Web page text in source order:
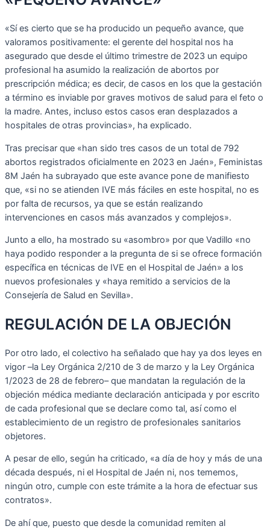
«Sí es cierto que se ha producido un pequeño avance, que
valoramos positivamente: el gerente del hospital nos ha
asegurado que desde el último trimestre de 2023 un equipo
profesional ha asumido la realización de abortos por
prescripción médica; es decir, de casos en los que la gestación
a término es inviable por graves motivos de salud para el feto o
la madre. Antes, incluso estos casos eran desplazados a
hospitales de otras provincias», ha explicado.
Tras precisar que «han sido tres casos de un total de 792
abortos registrados oficialmente en 2023 en Jaén», Feministas
8M Jaén ha subrayado que este avance pone de manifiesto
que, «si no se atienden IVE más fáciles en este hospital, no es
por falta de recursos, ya que se están realizando
intervenciones en casos más avanzados y complejos».
Junto a ello, ha mostrado su «asombro» por que Vadillo «no
haya podido responder a la pregunta de si se ofrece formación
específica en técnicas de IVE en el Hospital de Jaén» a los
nuevos profesionales y «haya remitido a servicios de la
Consejería de Salud en Sevilla».
REGULACIÓN DE LA OBJECIÓN
Por otro lado, el colectivo ha señalado que hay ya dos leyes en
vigor –la Ley Orgánica 2/210 de 3 de marzo y la Ley Orgánica
1/2023 de 28 de febrero– que mandatan la regulación de la
objeción médica mediante declaración anticipada y por escrito
de cada profesional que se declare como tal, así como el
establecimiento de un registro de profesionales sanitarios
objetores.
A pesar de ello, según ha criticado, «a día de hoy y más de una
década después, ni el Hospital de Jaén ni, nos tememos,
ningún otro, cumple con este trámite a la hora de efectuar sus
contratos».
De ahí que, puesto que desde la comunidad remiten al